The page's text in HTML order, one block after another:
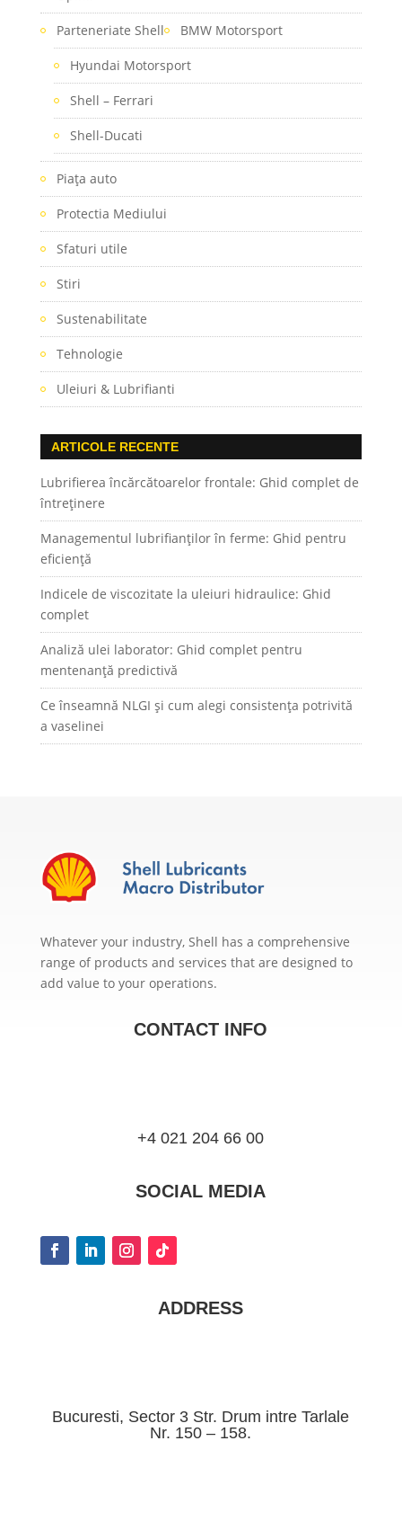
Parteneriate Shell BMW Motorsport
Hyundai Motorsport
Shell – Ferrari
Shell-Ducati
Piaţa auto
Protectia Mediului
Sfaturi utile
Stiri
Sustenabilitate
Tehnologie
Uleiuri & Lubrifianti
ARTICOLE RECENTE
Lubrifierea încărcătoarelor frontale: Ghid complet de
întreținere
Managementul lubrifianților în ferme: Ghid pentru
eficiență
Indicele de viscozitate la uleiuri hidraulice: Ghid
complet
Analiză ulei laborator: Ghid complet pentru
mentenanță predictivă
Ce înseamnă NLGI și cum alegi consistența potrivită
a vaselinei
Whatever your industry, Shell has a comprehensive
range of products and services that are designed to
add value to your operations.
CONTACT INFO
+4 021 204 66 00
SOCIAL MEDIA
ADDRESS
Bucuresti, Sector 3 Str. Drum intre Tarlale
Nr. 150 – 158.